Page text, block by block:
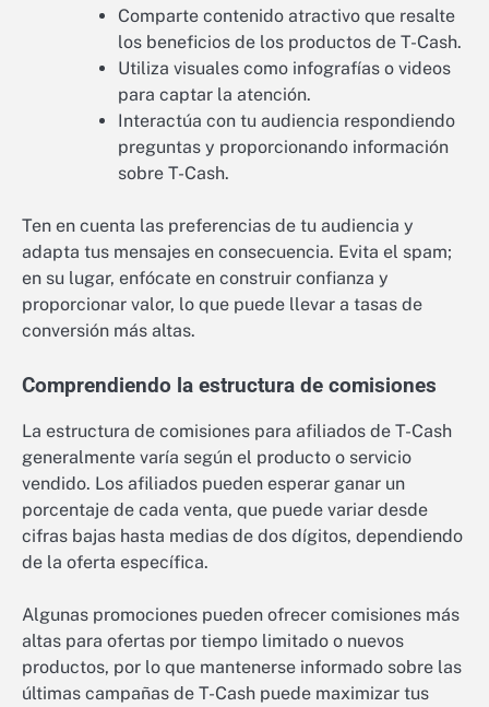
Comparte contenido atractivo que resalte
los beneficios de los productos de T-Cash.
Utiliza visuales como infografías o videos
para captar la atención.
Interactúa con tu audiencia respondiendo
preguntas y proporcionando información
sobre T-Cash.
Ten en cuenta las preferencias de tu audiencia y
adapta tus mensajes en consecuencia. Evita el spam;
en su lugar, enfócate en construir confianza y
proporcionar valor, lo que puede llevar a tasas de
conversión más altas.
Comprendiendo la estructura de comisiones
La estructura de comisiones para afiliados de T-Cash
generalmente varía según el producto o servicio
vendido. Los afiliados pueden esperar ganar un
porcentaje de cada venta, que puede variar desde
cifras bajas hasta medias de dos dígitos, dependiendo
de la oferta específica.
Algunas promociones pueden ofrecer comisiones más
altas para ofertas por tiempo limitado o nuevos
productos, por lo que mantenerse informado sobre las
últimas campañas de T-Cash puede maximizar tus